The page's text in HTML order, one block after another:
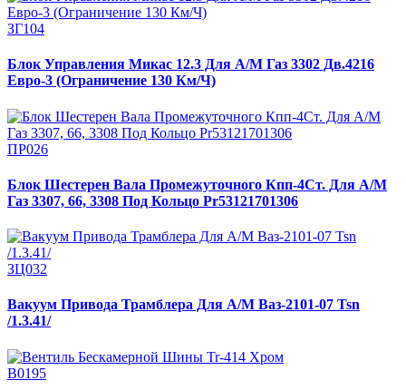
ЗГ104
Блок Управления Микас 12.3 Для А/М Газ 3302 Дв.4216
Евро-3 (Ограничение 130 Км/Ч)
ПР026
Блок Шестерен Вала Промежуточного Кпп-4Ст. Для А/М
Газ 3307, 66, 3308 Под Кольцо Pr53121701306
ЗЦ032
Вакуум Привода Трамблера Для А/М Ваз-2101-07 Tsn
/1.3.41/
В0195